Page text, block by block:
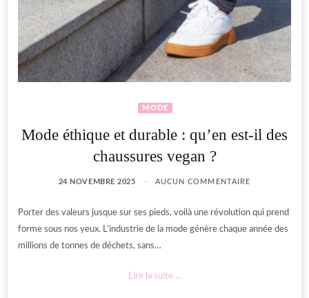
MODE
Mode éthique et durable : qu’en est-il des
chaussures vegan ?
24 NOVEMBRE 2025 AUCUN COMMENTAIRE
Porter des valeurs jusque sur ses pieds, voilà une révolution qui prend
forme sous nos yeux. L’industrie de la mode génère chaque année des
millions de tonnes de déchets, sans…
Lire la suite ...